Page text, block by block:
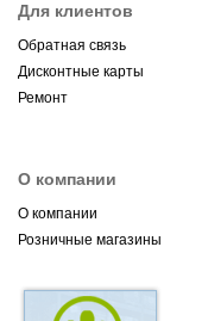
Для клиентов
Обратная связь
Дисконтные карты
Ремонт
О компании
О компании
Розничные магазины